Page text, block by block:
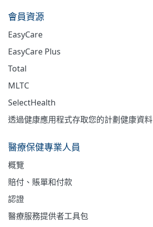
會員資源
EasyCare
EasyCare Plus
Total
MLTC
SelectHealth
透過健康應用程式存取您的計劃健康資料
醫療保健專業人員
概覽
賠付、賬單和付款
認證
醫療服務提供者工具包